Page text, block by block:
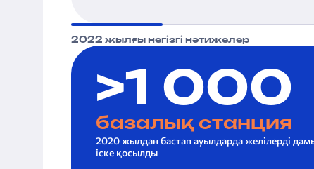
2022 жылғы негізгі нәтижелер
>1 000
базалық станция
2020 жылдан бастап ауылдарда желілерді
іске қосылды